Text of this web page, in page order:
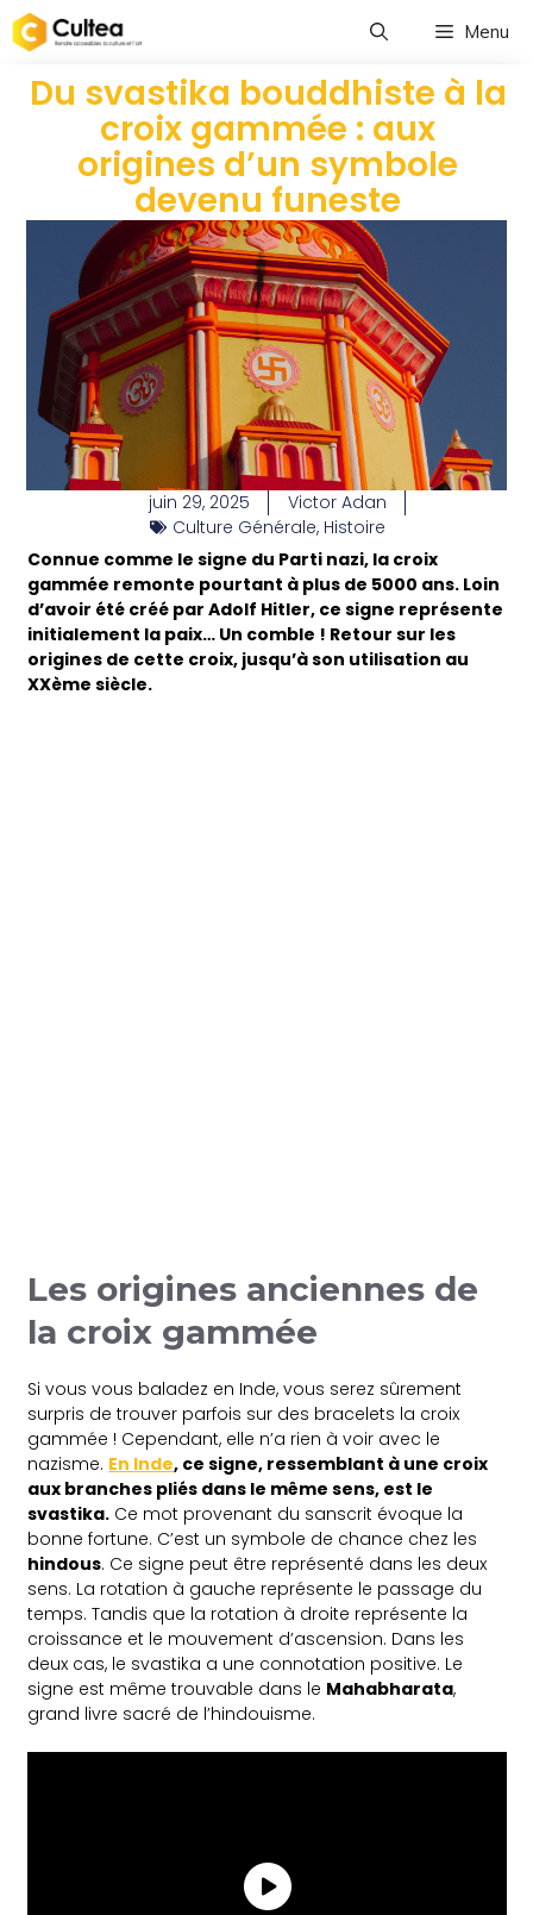
Menu
Du svastika bouddhiste à la
croix gammée : aux
origines d’un symbole
devenu funeste
juin 29, 2025
Victor Adan
Culture Générale, Histoire
Connue comme le signe du Parti nazi, la croix
gammée remonte pourtant à plus de 5000 ans. Loin
d’avoir été créé par Adolf Hitler, ce signe représente
initialement la paix… Un comble ! Retour sur les
origines de cette croix, jusqu’à son utilisation au
XXème siècle.
Les origines anciennes de
la croix gammée
Si vous vous baladez en Inde, vous serez sûrement
surpris de trouver parfois sur des bracelets la croix
gammée ! Cependant, elle n’a rien à voir avec le
nazisme. En Inde, ce signe, ressemblant à une croix
aux branches pliés dans le même sens, est le
svastika. Ce mot provenant du sanscrit évoque la
bonne fortune. C’est un symbole de chance chez les
hindous. Ce signe peut être représenté dans les deux
sens. La rotation à gauche représente le passage du
temps. Tandis que la rotation à droite représente la
croissance et le mouvement d’ascension. Dans les
deux cas, le svastika a une connotation positive. Le
signe est même trouvable dans le Mahabharata,
grand livre sacré de l’hindouisme.